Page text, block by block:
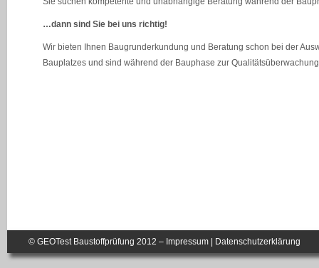
…dann sind Sie bei uns richtig!
Wir bieten Ihnen Baugrunderkundung und Beratung schon bei der
Bauplatzes und sind während der Bauphase zur
© GEOTest Baustoffprüfung 2012 – Impressum Datenschutzerklärung